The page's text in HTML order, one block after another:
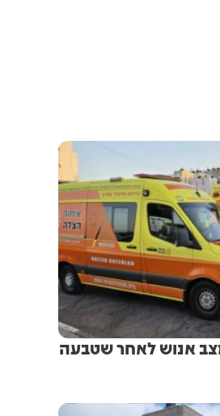
אנוש לאחר שטבעה